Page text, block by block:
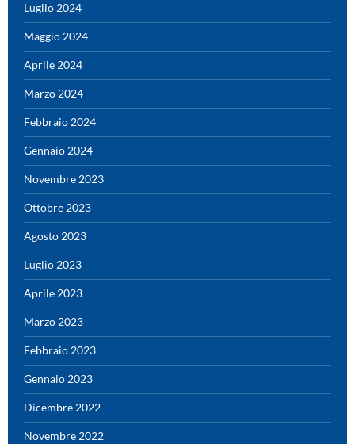
Luglio 2024
Maggio 2024
Aprile 2024
Marzo 2024
Febbraio 2024
Gennaio 2024
Novembre 2023
Ottobre 2023
Agosto 2023
Luglio 2023
Aprile 2023
Marzo 2023
Febbraio 2023
Gennaio 2023
Dicembre 2022
Novembre 2022